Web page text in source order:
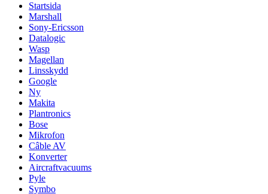
Startsida
Marshall
Sony-Ericsson
Datalogic
Wasp
Magellan
Linsskydd
Google
Ny
Makita
Plantronics
Bose
Mikrofon
Câble AV
Konverter
Aircraftvacuums
Pyle
Symbo